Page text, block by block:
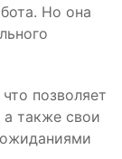
Но она
позволяет
а также свои